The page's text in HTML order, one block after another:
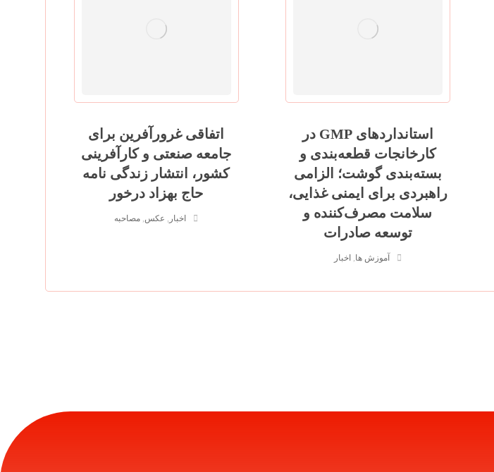
استانداردهای GMP در
کارخانجات قطعه‌بندی و
بسته‌بندی گوشت؛ الزامی
راهبردی برای ایمنی غذایی،
سلامت مصرف‌کننده و
توسعه صادرات
آموزش ها ,اخبار
اتفاقی غرورآفرین برای
جامعه صنعتی و کارآفرینی
کشور، انتشار زندگی نامه
حاج بهزاد درخور
اخبار عکس مصاحبه